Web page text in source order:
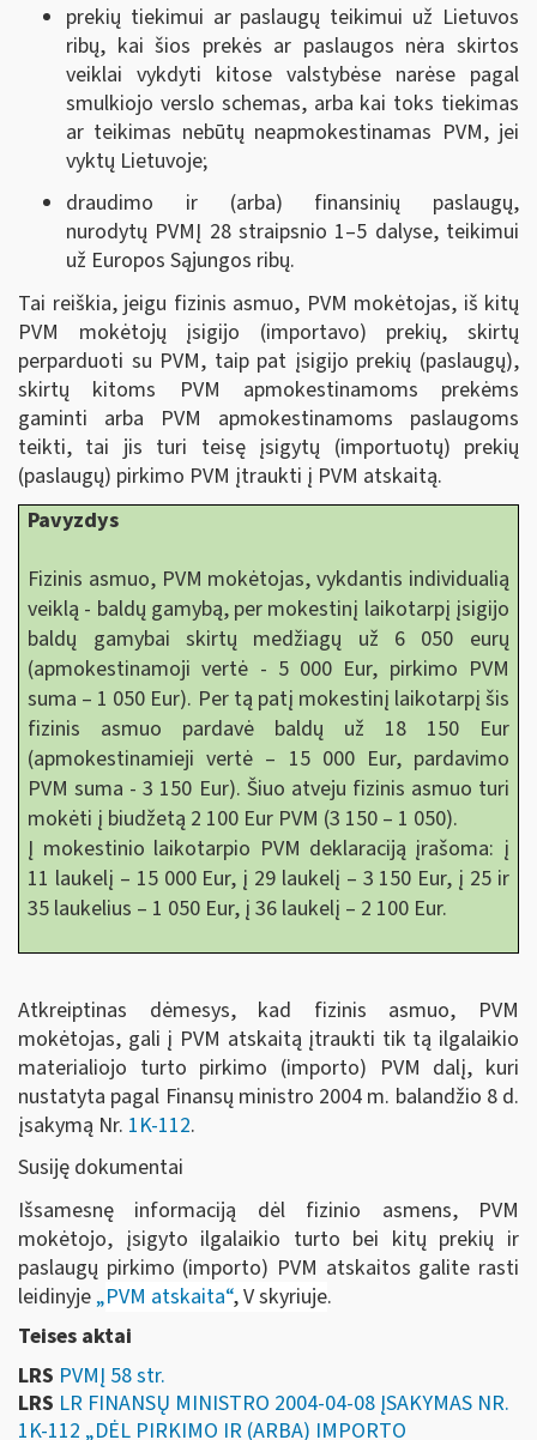
prekių tiekimui ar paslaugų teikimui už Lietuvos
ribų, kai šios prekės ar paslaugos nėra skirtos
veiklai vykdyti kitose valstybėse narėse pagal
smulkiojo verslo schemas, arba kai toks tiekimas
ar teikimas nebūtų neapmokestinamas PVM, jei
vyktų Lietuvoje;
draudimo ir (arba) finansinių paslaugų,
nurodytų PVMĮ 28 straipsnio 1–5 dalyse, teikimui
už Europos Sąjungos ribų.
Tai reiškia, jeigu fizinis asmuo, PVM mokėtojas, iš kitų
PVM mokėtojų įsigijo (importavo) prekių, skirtų
perparduoti su PVM, taip pat įsigijo prekių (paslaugų),
skirtų kitoms PVM apmokestinamoms prekėms
gaminti arba PVM apmokestinamoms paslaugoms
teikti, tai jis turi teisę įsigytų (importuotų) prekių
(paslaugų) pirkimo PVM įtraukti į PVM atskaitą.
Pavyzdys
Fizinis asmuo, PVM mokėtojas, vykdantis individualią
veiklą - baldų gamybą, per mokestinį laikotarpį įsigijo
baldų gamybai skirtų medžiagų už 6 050 eurų
(apmokestinamoji vertė - 5 000 Eur, pirkimo PVM
suma – 1 050 Eur). Per tą patį mokestinį laikotarpį šis
fizinis asmuo pardavė baldų už 18 150 Eur
(apmokestinamieji vertė – 15 000 Eur, pardavimo
PVM suma - 3 150 Eur). Šiuo atveju fizinis asmuo turi
mokėti į biudžetą 2 100 Eur PVM (3 150 – 1 050).
Į mokestinio laikotarpio PVM deklaraciją įrašoma: į
11 laukelį – 15 000 Eur, į 29 laukelį – 3 150 Eur, į 25 ir
35 laukelius – 1 050 Eur, į 36 laukelį – 2 100 Eur.
Atkreiptinas dėmesys, kad fizinis asmuo, PVM
mokėtojas, gali į PVM atskaitą įtraukti tik tą ilgalaikio
materialiojo turto pirkimo (importo) PVM dalį, kuri
nustatyta pagal Finansų ministro 2004 m. balandžio 8 d.
įsakymą Nr. 1K-112.
Susiję dokumentai
Išsamesnę informaciją dėl fizinio asmens, PVM
mokėtojo, įsigyto ilgalaikio turto bei kitų prekių ir
paslaugų pirkimo (importo) PVM atskaitos galite rasti
leidinyje „PVM atskaita“, V skyriuje.
Teises aktai
LRS PVMĮ 58 str.
LRS LR FINANSŲ MINISTRO 2004-04-08 ĮSAKYMAS NR.
1K-112 „DĖL PIRKIMO IR (ARBA) IMPORTO